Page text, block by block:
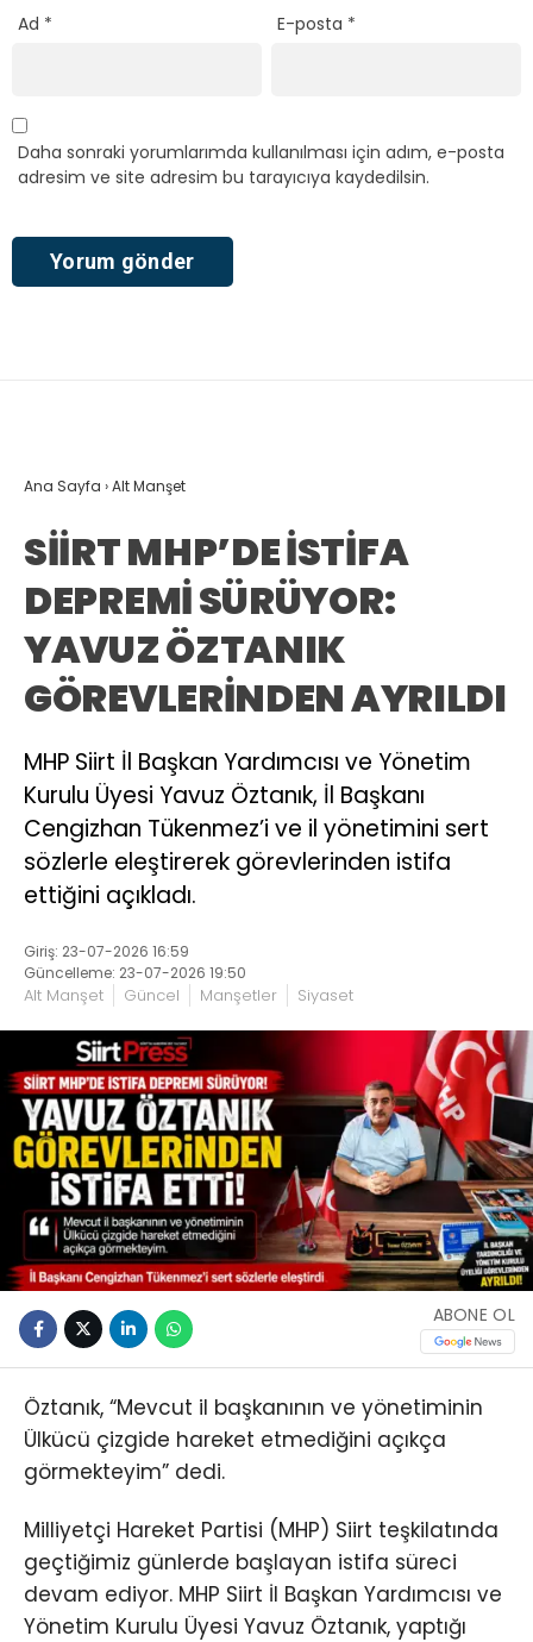
Ad * E-posta *
Daha sonraki yorumlarımda kullanılması için adım, e-posta
adresim ve site adresim bu tarayıcıya kaydedilsin.
Ana Sayfa ›Alt Manşet
SİİRT MHP’DE İSTİFA
DEPREMİ SÜRÜYOR:
YAVUZ ÖZTANIK
GÖREVLERİNDEN AYRILDI
MHP Siirt İl Başkan Yardımcısı ve Yönetim
Kurulu Üyesi Yavuz Öztanık, İl Başkanı
Cengizhan Tükenmez’i ve il yönetimini sert
sözlerle eleştirerek görevlerinden istifa
ettiğini açıkladı.
Giriş: 23-07-2026 16:59
Güncelleme: 23-07-2026 19:50
Alt Manşet Güncel Manşetler Siyaset
ABONE OL
Öztanık, “Mevcut il başkanının ve yönetiminin
Ülkücü çizgide hareket etmediğini açıkça
görmekteyim” dedi.
Milliyetçi Hareket Partisi (MHP) Siirt teşkilatında
geçtiğimiz günlerde başlayan istifa süreci
devam ediyor. MHP Siirt İl Başkan Yardımcısı ve
Yönetim Kurulu Üyesi Yavuz Öztanık, yaptığı